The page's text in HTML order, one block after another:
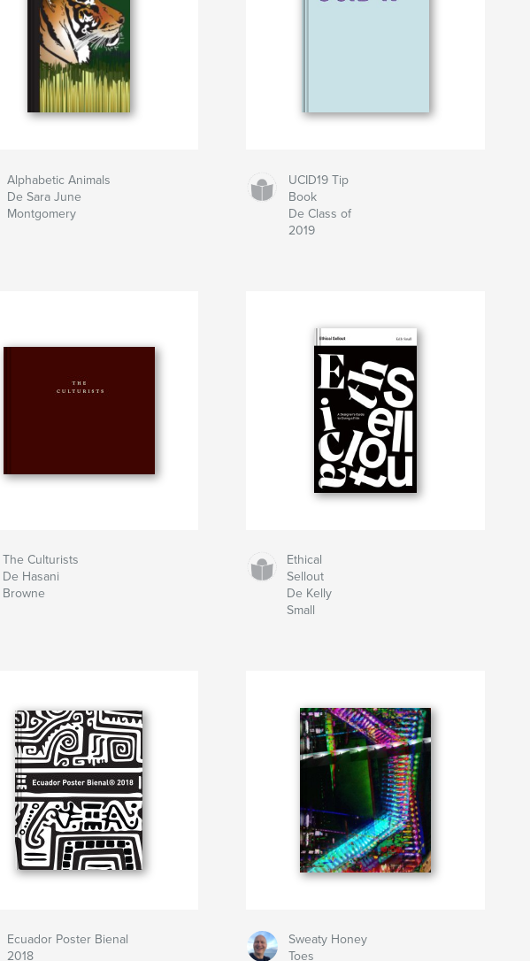
Alphabetic Animals
De Sara June
Montgomery
UCID19 Tip
Book
De Class of
2019
The Culturists
De Hasani
Browne
Ethical
Sellout
De Kelly
Small
Ecuador Poster Bienal
2018
Sweaty Honey
Toes